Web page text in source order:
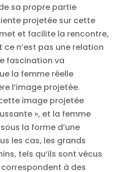
sa propre partie
projetée sur cette
et facilite la rencontre,
n’est pas une relation
fascination va
la femme réelle
l’image projetée.
image projetée
», et la femme
la forme d’une
les cas, les grands
tels qu’ils sont vécus
à des